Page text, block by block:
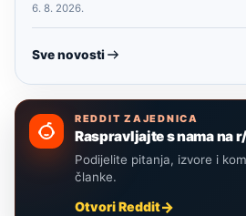
6. 8. 2026.
Sve novosti
REDDIT ZAJEDNICA
Raspravljajte s nama na
Podijelite pitanja, izvore i
članke.
Otvori Reddit